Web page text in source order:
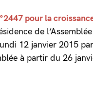
pour la
de
12 janvier 2015
à partir du 26